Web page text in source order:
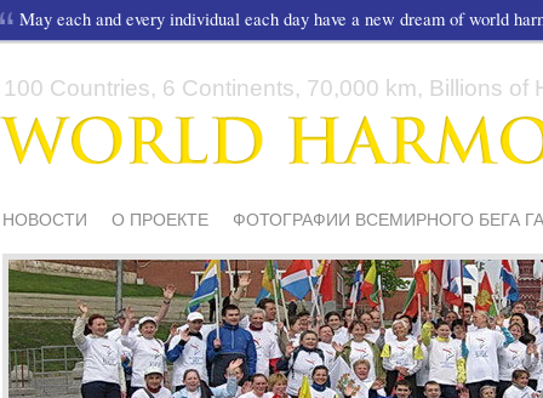
May each and every individual each day have a new dream of world
100 Countries, 6 Continents, 70,000 km, Billions of
НОВОСТИ О ПРОЕКТЕ
ФОТОГРАФИИ ВСЕМИРНОГО БЕГА
СМИ О НАС
ШКОЛЫ И ДЕТИ МАТЕРИАЛЫ ПИСЬМА